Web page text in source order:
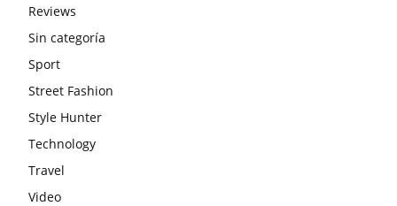
Reviews
Sin categoría
Sport
Street Fashion
Style Hunter
Technology
Travel
Video